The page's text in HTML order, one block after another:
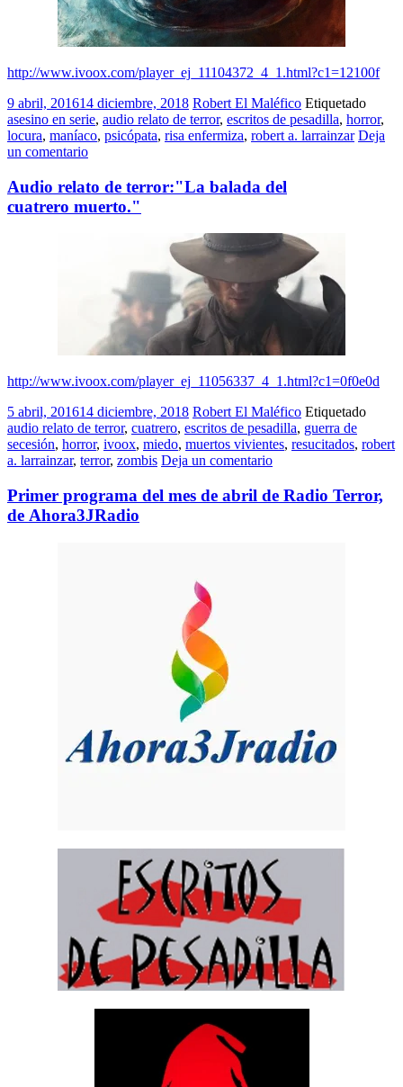
http://www.ivoox.com/player_ej_11104372_4_1.html?c1=12100f
9 abril, 201614 diciembre, 2018 Robert El Maléfico Etiquetado
asesino en serie, audio relato de terror, escritos de pesadilla, horror,
locura, maníaco, psicópata, risa enfermiza, robert a. larrainzar Deja
un comentario
Audio relato de terror:"La balada del
cuatrero muerto."
http://www.ivoox.com/player_ej_11056337_4_1.html?c1=0f0e0d
5 abril, 201614 diciembre, 2018 Robert El Maléfico Etiquetado
audio relato de terror, cuatrero, escritos de pesadilla, guerra de
secesión, horror, ivoox, miedo, muertos vivientes, resucitados, robert
a. larrainzar, terror, zombis Deja un comentario
Primer programa del mes de abril de Radio Terror,
de Ahora3JRadio